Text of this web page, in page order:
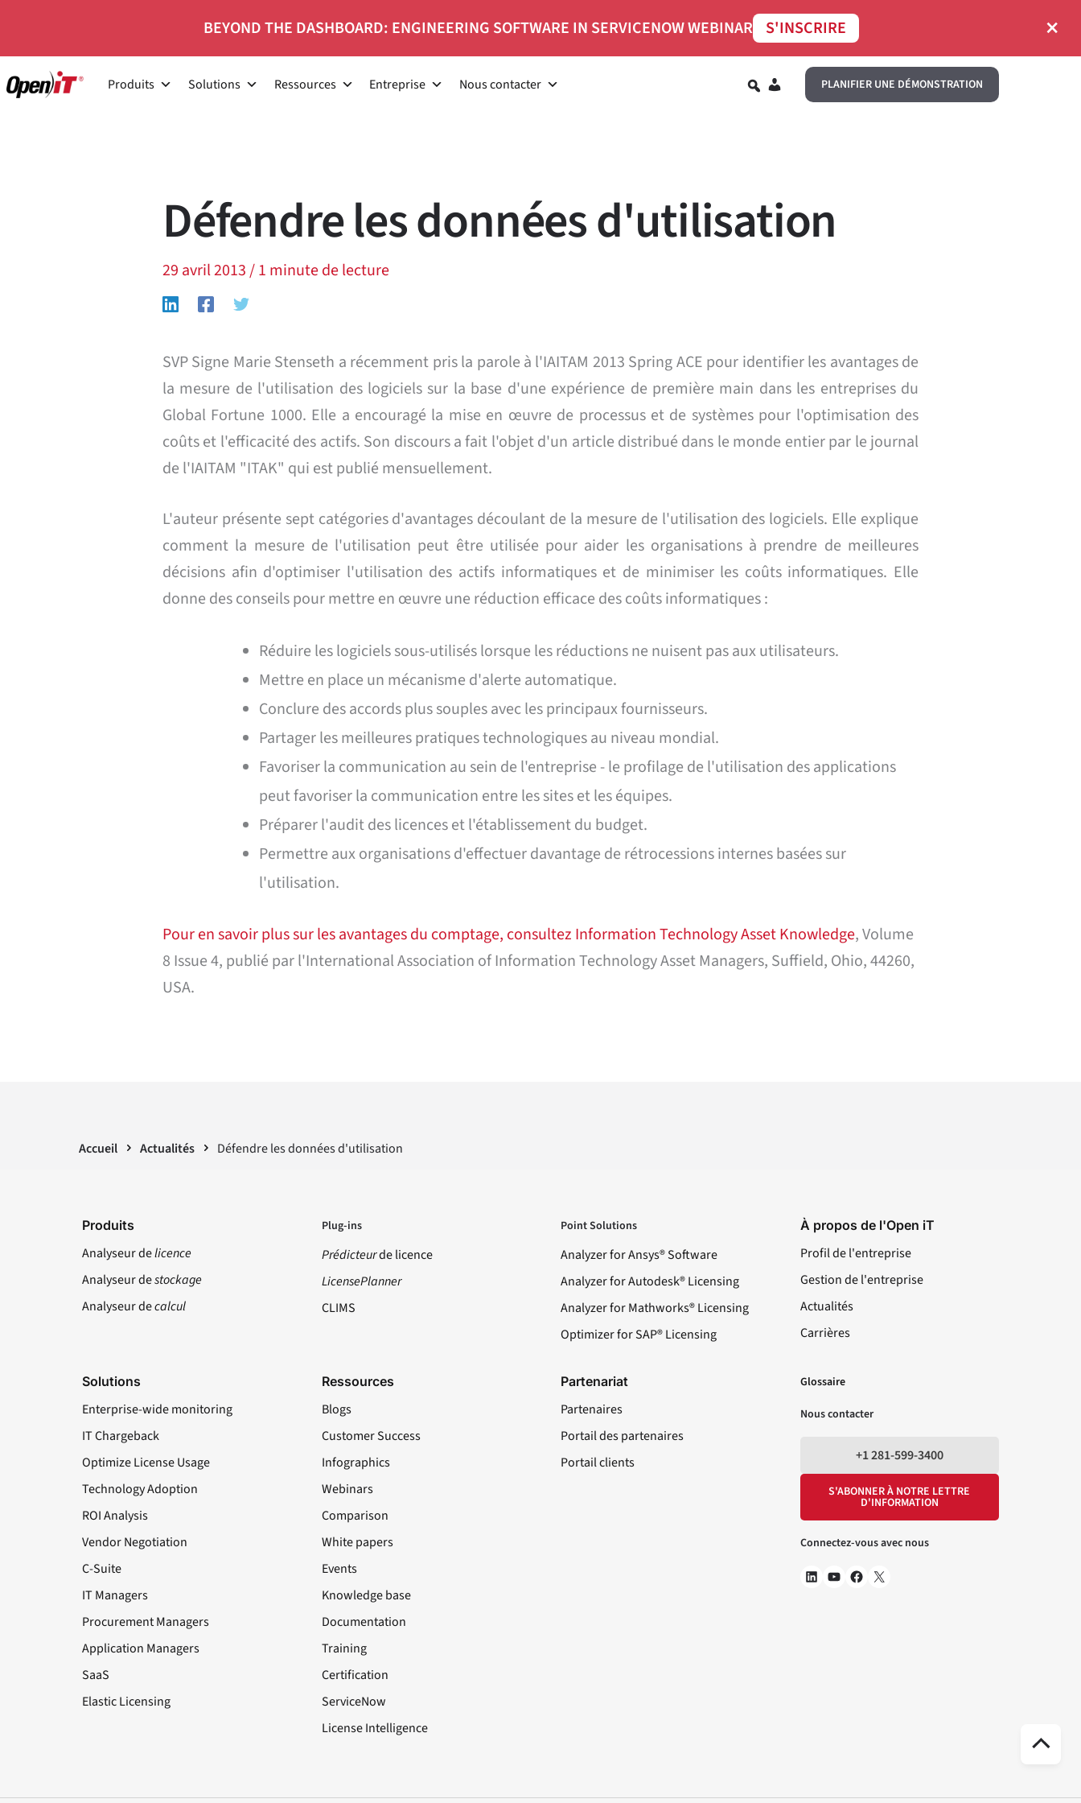
content
BEYOND THE DASHBOARD: ENGINEERING SOFTWARE IN SERVICENOW WEBINAR S'INSCRIRE ×
Produits Solutions Ressources Entreprise Nous contacter PLANIFIER UNE DÉMONSTRATION
Défendre les données d'utilisation
29 avril 2013/1 minute de lecture
SVP Signe Marie Stenseth a récemment pris la parole à l'IAITAM 2013 Spring ACE pour identifier les avantages de
la mesure de l'utilisation des logiciels sur la base d'une expérience de première main dans les entreprises du
Global Fortune 1000. Elle a encouragé la mise en œuvre de processus et de systèmes pour l'optimisation des
coûts et l'efficacité des actifs. Son discours a fait l'objet d'un article distribué dans le monde entier par le journal
de l'IAITAM "ITAK" qui est publié mensuellement.
L'auteur présente sept catégories d'avantages découlant de la mesure de l'utilisation des logiciels. Elle explique
comment la mesure de l'utilisation peut être utilisée pour aider les organisations à prendre de meilleures
décisions afin d'optimiser l'utilisation des actifs informatiques et de minimiser les coûts informatiques. Elle
donne des conseils pour mettre en œuvre une réduction efficace des coûts informatiques :
Réduire les logiciels sous-utilisés lorsque les réductions ne nuisent pas aux utilisateurs.
Mettre en place un mécanisme d'alerte automatique.
Conclure des accords plus souples avec les principaux fournisseurs.
Partager les meilleures pratiques technologiques au niveau mondial.
Favoriser la communication au sein de l'entreprise - le profilage de l'utilisation des applications
peut favoriser la communication entre les sites et les équipes.
Préparer l'audit des licences et l'établissement du budget.
Permettre aux organisations d'effectuer davantage de rétrocessions internes basées sur
l'utilisation.
Pour en savoir plus sur les avantages du comptage, consultez Information Technology Asset Knowledge, Volume
8 Issue 4, publié par l'International Association of Information Technology Asset Managers, Suffield, Ohio, 44260,
USA.
Accueil Actualités Défendre les données d'utilisation
Produits
Analyseur delicence
Analyseur destockage
Analyseur decalcul
Plug-ins
Prédicteurde licence
LicensePlanner
CLIMS
Point Solutions
Analyzer for Ansys® Software
Analyzer for Autodesk® Licensing
Analyzer for Mathworks® Licensing
Optimizer for SAP® Licensing
À propos de l'Open iT
Profil de l'entreprise
Gestion de l'entreprise
Actualités
Carrières
Solutions
Enterprise-wide monitoring
IT Chargeback
Optimize License Usage
Technology Adoption
ROI Analysis
Vendor Negotiation
C-Suite
IT Managers
Procurement Managers
Application Managers
SaaS
Elastic Licensing
Ressources
Blogs
Customer Success
Infographics
Webinars
Comparison
White papers
Events
Knowledge base
Documentation
Training
Certification
ServiceNow
License Intelligence
Partenariat
Partenaires
Portail des partenaires
Portail clients
Glossaire
Nous contacter
+1 281-599-3400
S'ABONNER À NOTRE LETTRE
D'INFORMATION
Connectez-vous avec nous